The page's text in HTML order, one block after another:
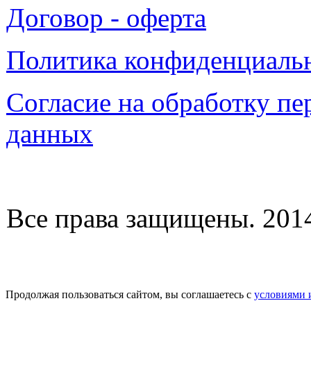
Договор - оферта
Политика
Согласие на обработку
данных
Все права защищены.
Продолжая пользоваться сайтом, вы соглашаетесь с условиями